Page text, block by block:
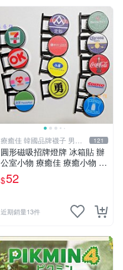
療癒佳 韓國品牌襪子 男女
襪
121
圓形磁吸招牌燈牌 冰箱貼 辦
公室小物 療癒佳 療癒小物 71
1全家OK萊爾富全聯50嵐好
市多海尼根可口可樂羅森科羅
$52
近期銷量13件